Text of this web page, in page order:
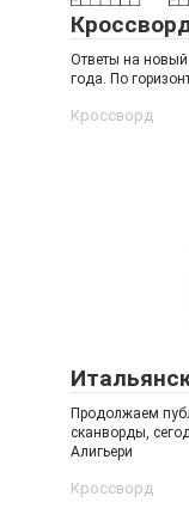
Ответы на
года. По
Кроссворд
Продолжаем
сканворды,
Алигьери
Кроссворд